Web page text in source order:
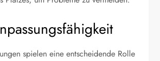
spielen eine entscheidende Rolle